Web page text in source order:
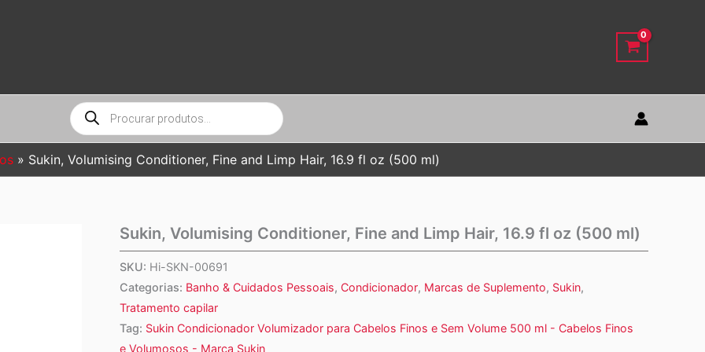
Pesquisar
produtos
Sukin, Volumising Conditioner, Fine and Limp Hair, 16.9 fl oz (500 ml)
Sukin, Volumising Conditioner, Fine and Limp Hair, 16.9 fl oz (500 ml)
SKU: Hi-SKN-00691
Categorias: Banho & Cuidados Pessoais, Condicionador, Marcas de Suplemento, Sukin,
Tratamento capilar
Tag: Sukin Condicionador Volumizador para Cabelos Finos e Sem Volume 500 ml - Cabelos Finos
e Volumosos - Marca Sukin